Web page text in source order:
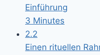
Einführung
3 Minutes
2.2
Einen rituellen